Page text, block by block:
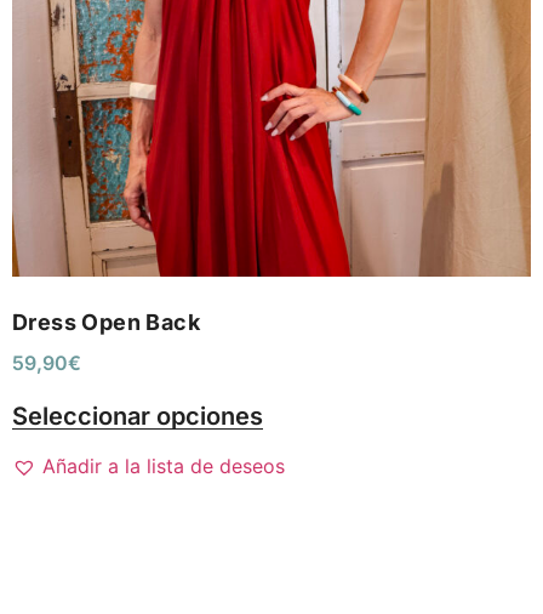
Dress Open Back
59,90€
Seleccionar opciones
Añadir a la lista de deseos